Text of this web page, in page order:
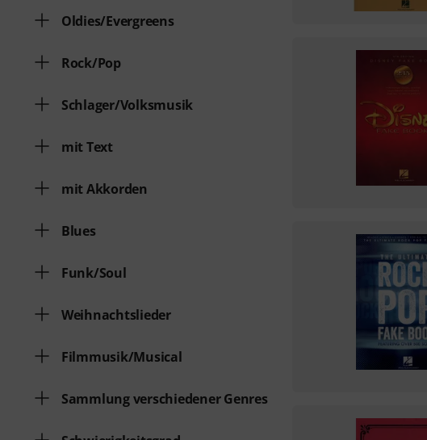
Oldies/Evergreens
Rock/Pop
Schlager/Volksmusik
mit Text
mit Akkorden
Blues
Funk/Soul
Weihnachtslieder
Filmmusik/Musical
Sammlung verschiedener Genres